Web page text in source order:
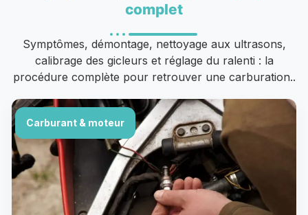
complet
Symptômes, démontage, nettoyage aux ultrasons,
calibrage des gicleurs et réglage du ralenti : la
procédure complète pour retrouver une carburation..
Carburant & moteur